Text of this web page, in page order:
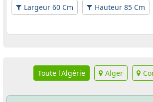
Largeur 60 Cm
Hauteur 85 Cm
Toute l'Algérie Alger